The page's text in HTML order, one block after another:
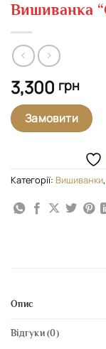
Вишиванка
3,300 грн
Замовити
Категорії: Вишиванки,
Опис
Відгуки (0)